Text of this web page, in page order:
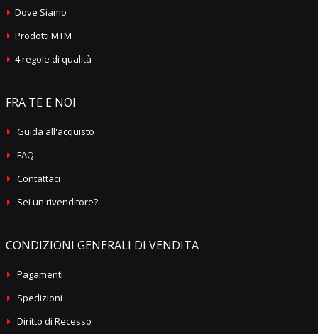
Dove Siamo
Prodotti MTM
4 regole di qualità
FRA TE E NOI
Guida all'acquisto
FAQ
Contattaci
Sei un rivenditore?
CONDIZIONI GENERALI DI VENDITA
Pagamenti
Spedizioni
Diritto di Recesso